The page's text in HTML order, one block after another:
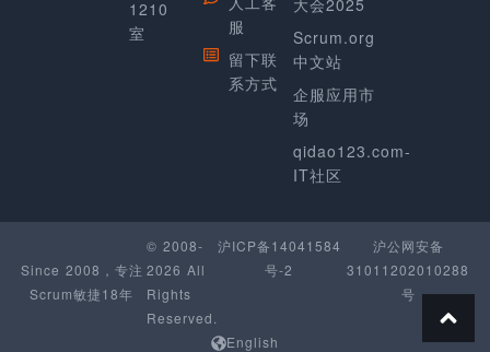
1210
室
服
留下联
系方式
Scrum.org
中文站
企服应用市
场
qidao123.com-
IT社区
Since 2008，专注
Scrum敏捷18年
© 2008-
2026 All
Rights
Reserved.
沪ICP备14041584
号-2
沪公网安备
31011202010288
号
English